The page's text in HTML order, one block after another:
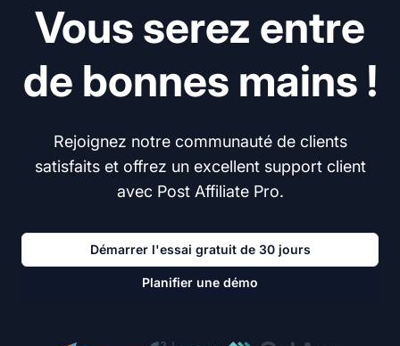
Vous serez entre
de bonnes mains !
Rejoignez notre communauté de clients
satisfaits et offrez un excellent support client
avec Post Affiliate Pro.
Démarrer l'essai gratuit de 30 jours
Planifier une démo